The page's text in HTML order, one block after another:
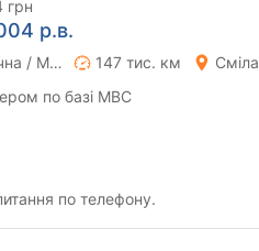
грн
р.в.
Ручна / Механіка 147 тис. км
Сміла
по базі МВС
по телефону.